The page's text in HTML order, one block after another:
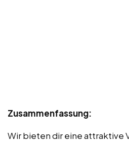
Zusammenfassung:
Wir bieten dir eine attraktive